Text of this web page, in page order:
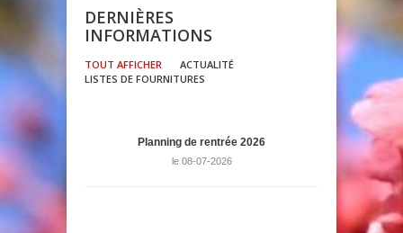
DERNIÈRES
INFORMATIONS
TOUT AFFICHER
ACTUALITÉ
LISTES DE FOURNITURES
Planning de rentrée 2026
le 08-07-2026